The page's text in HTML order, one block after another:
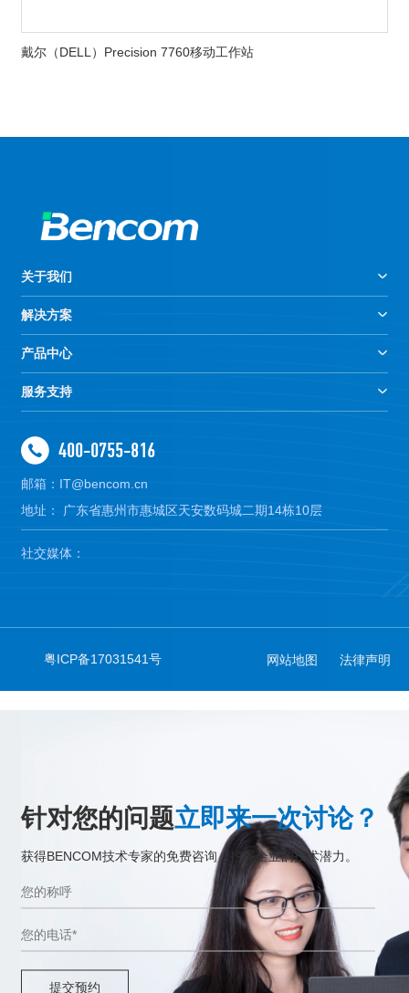
戴尔（DELL）Precision 7760移动工作站
关于我们
解决方案
产品中心
服务支持
400-0755-816
邮箱：IT@bencom.cn
地址： 广东省惠州市惠城区天安数码城二期14栋10层
社交媒体：
粤ICP备17031541号 网站地图 法律声明
针对您的问题立即来一次讨论？
获得BENCOM技术专家的免费咨询，挖掘企业的技术潜力。
提交预约